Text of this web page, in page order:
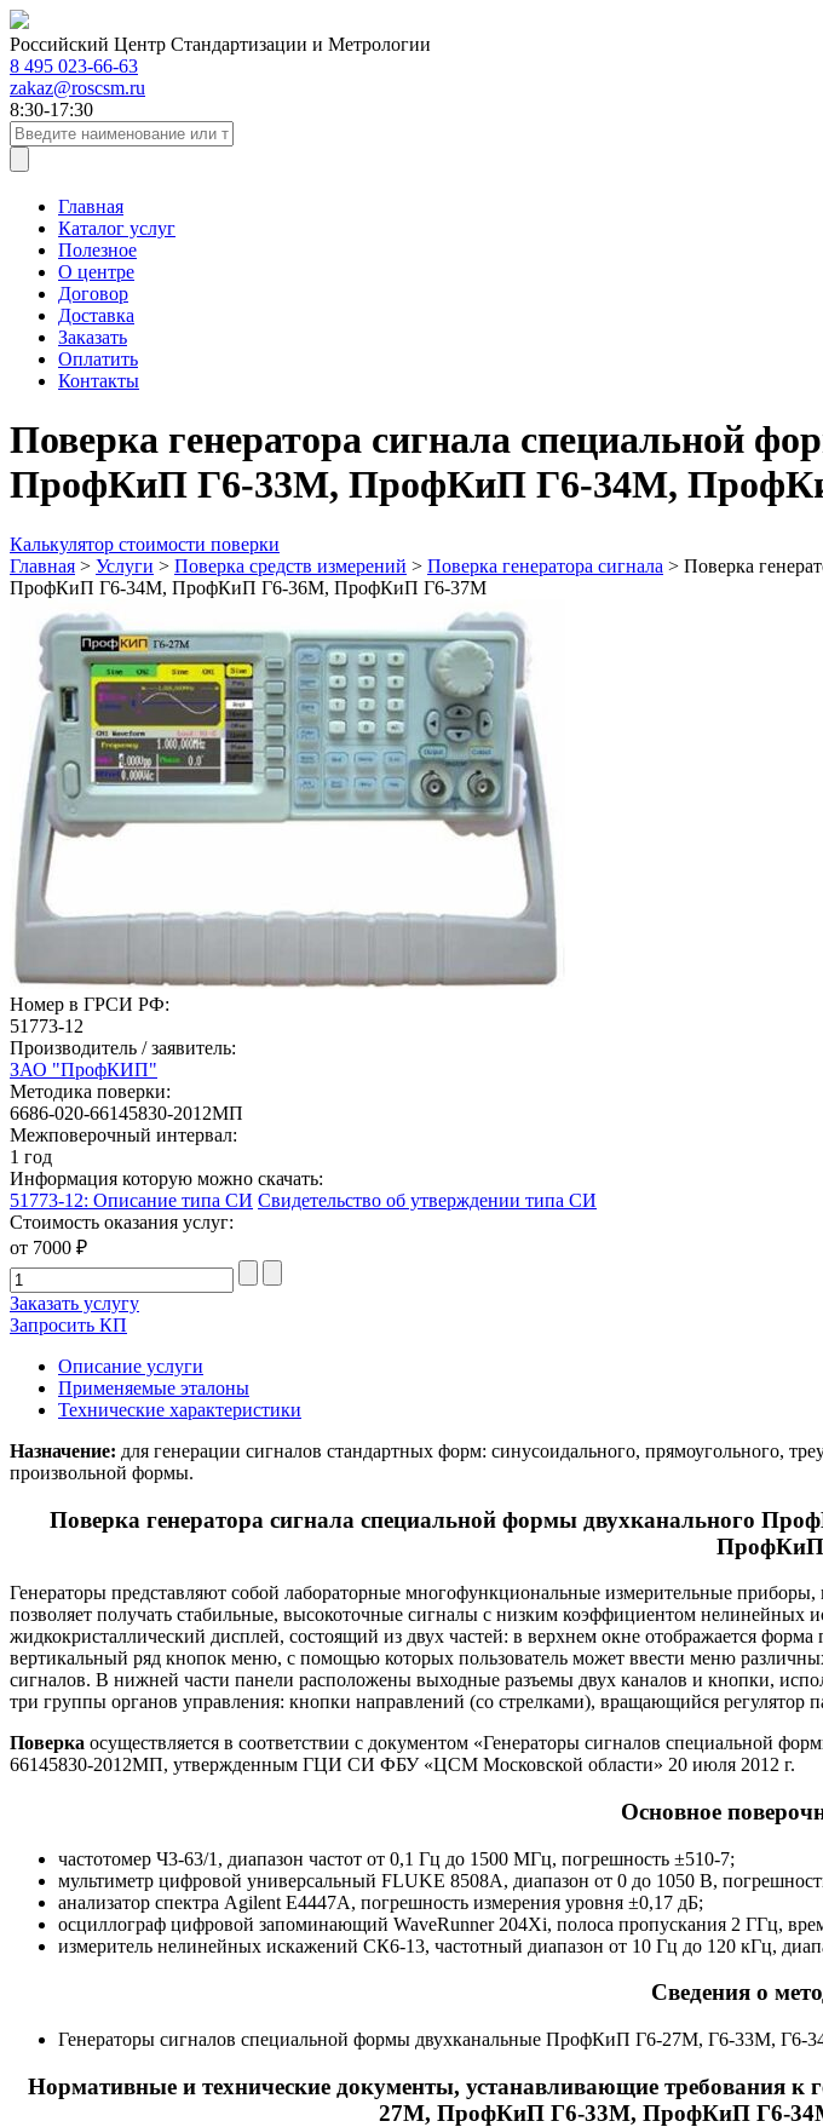
Российский Центр Стандартизации и Метрологии
8 495 023-66-63
zakaz@roscsm.ru
8:30-17:30
Главная
Каталог услуг
Полезное
О центре
Договор
Доставка
Заказать
Оплатить
Контакты
Поверка генератора сигнала специальной
ПрофКиП Г6-33М, ПрофКиП Г6-34М,
Калькулятор стоимости поверки
Главная > Услуги > Поверка средств измерений > Поверка генератора сигнала > Поверка
ПрофКиП Г6-34М, ПрофКиП Г6-36М, ПрофКиП Г6-37М
Номер в ГРСИ РФ:
51773-12
Производитель / заявитель:
ЗАО "ПрофКИП"
Методика поверки:
6686-020-66145830-2012МП
Межповерочный интервал:
1 год
Информация которую можно скачать:
51773-12: Описание типа СИ Свидетельство об утверждении типа СИ
Стоимость оказания услуг:
от 7000 ₽
Заказать услугу
Запросить КП
Описание услуги
Применяемые эталоны
Технические характеристики
Назначение: для генерации сигналов стандартных форм: синусоидального, прямоугольного,
произвольной формы.
Поверка генератора сигнала специальной формы
Генераторы представляют собой лабораторные многофункциональные измерительные
позволяет получать стабильные, высокоточные сигналы с низким коэффициентом
жидкокристаллический дисплей, состоящий из двух частей: в верхнем окне отображается
вертикальный ряд кнопок меню, с помощью которых пользователь может ввести меню
сигналов. В нижней части панели расположены выходные разъемы двух каналов и кнопки,
три группы органов управления: кнопки направлений (со стрелками), вращающийся регулятор
Поверка осуществляется в соответствии с документом «Генераторы сигналов
66145830-2012МП, утвержденным ГЦИ СИ ФБУ «ЦСМ Московской области» 20 июля 2012 г.
Основное
частотомер Ч3-63/1, диапазон частот от 0,1 Гц до 1500 МГц, погрешность ±510-7;
мультиметр цифровой универсальный FLUKE 8508A, диапазон от 0 до 1050 В,
анализатор спектра Agilent E4447A, погрешность измерения уровня ±0,17 дБ;
осциллограф цифровой запоминающий WaveRunner 204Xi, полоса пропускания 2 ГГц,
измеритель нелинейных искажений СК6-13, частотный диапазон от 10 Гц до 120 кГц,
Сведения о
Генераторы сигналов специальной формы двухканальные ПрофКиП Г6-27М, Г6-33М, Г6-
Нормативные и технические документы, устанавливающие требования
27М, ПрофКиП Г6-33М, ПрофКиП Г6-